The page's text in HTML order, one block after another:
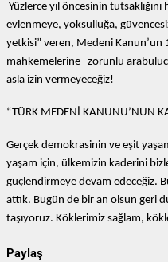
Yüzlerce yıl öncesinin
evlenmeye, yoksulluğa,
yetkisi” veren, Medeni
mahkemelerine zorunlu
asla izin vermeyeceğiz!
“TÜRK MEDENİ KANUNU’NUN
Gerçek demokrasinin ve eşit
yaşam için, ülkemizin kaderini
güçlendirmeye devam
attık. Bugün de bir an olsun geri
taşıyoruz. Köklerimiz sağlam,
Paylaş